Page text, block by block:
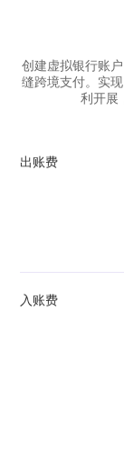
创建虚拟银行账
缝跨境支付。实
利开展
出账费
入账费